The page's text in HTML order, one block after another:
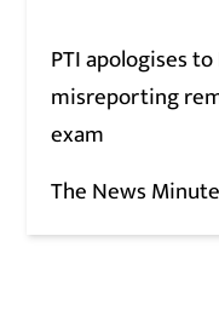
PTI apologises
misreporting
exam
The News Minute